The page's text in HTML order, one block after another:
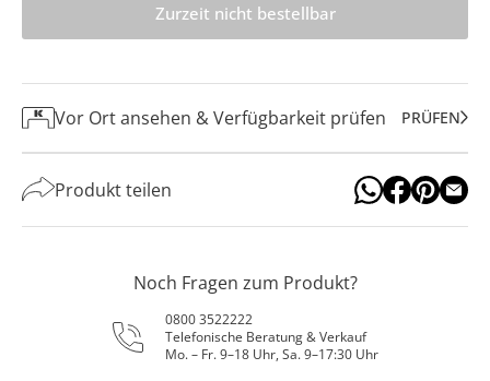
Zurzeit nicht bestellbar
Vor Ort ansehen & Verfügbarkeit prüfen PRÜFEN
Produkt teilen
Noch Fragen zum Produkt?
0800 3522222
Telefonische Beratung & Verkauf
Mo. – Fr. 9–18 Uhr, Sa. 9–17:30 Uhr